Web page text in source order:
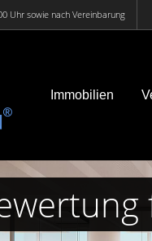
Uhr sowie nach Vereinbarung
Immobilien